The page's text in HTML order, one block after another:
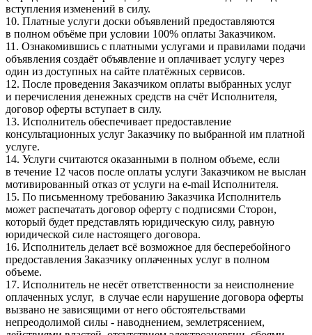
вступления изменений в силу.
10. Платные услуги доски объявлений предоставляются
в полном объёме при условии 100% оплаты Заказчиком.
11. Ознакомившись с платными услугами и правилами подачи
объявления создаёт объявление и оплачивает услугу через
один из доступных на сайте платёжных сервисов.
12. После проведения Заказчиком оплаты выбранных услуг
и перечисления денежных средств на счёт Исполнителя,
договор оферты вступает в силу.
13. Исполнитель обеспечивает предоставление
консультационных услуг Заказчику по выбранной им платной
услуге.
14. Услуги считаются оказанными в полном объеме, если
в течение 12 часов после оплаты услуги Заказчиком не выслан
мотивированный отказ от услуги на e-mail Исполнителя.
15. По письменному требованию Заказчика Исполнитель
может распечатать договор оферту с подписями Сторон,
который будет представлять юридическую силу, равную
юридической силе настоящего договора.
16. Исполнитель делает всё возможное для бесперебойного
предоставления Заказчику оплаченных услуг в полном
объеме.
17. Исполнитель не несёт ответственности за неисполнение
оплаченных услуг, в случае если нарушение договора оферты
вызвано не зависящими от него обстоятельствами
непреодолимой силы - наводнением, землетрясением,